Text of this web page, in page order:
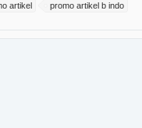
artikel promo artikel b indo